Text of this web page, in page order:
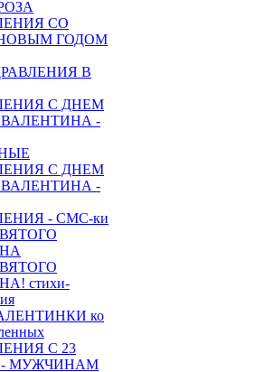
СО
ГОДОМ
В
С ДНЕМ
-
С ДНЕМ
-
- СМС-ки
стихи-
ко
С 23
- МУЖЧИНАМ